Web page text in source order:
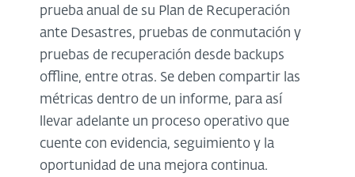
prueba anual de su Plan de Recuperación
ante Desastres, pruebas de conmutación y
pruebas de recuperación desde backups
offline, entre otras. Se deben compartir las
métricas dentro de un informe, para así
llevar adelante un proceso operativo que
cuente con evidencia, seguimiento y la
oportunidad de una mejora continua.